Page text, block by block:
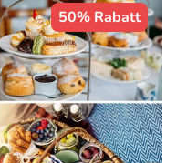
50% Rabatt